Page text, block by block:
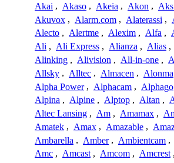
Akai , Akaso , Akeia , Akon ,
Akuvox , Alarm.com , Alaterassi ,
Alecto , Alertme , Alexim , Alfa ,
Ali , Ali Express , Alianza , Alias ,
Alinking , Alivision , All-in-one ,
Allsky , Alltec , Almacen , Alonma
Alpha Power , Alphacam , Alphago
Alpina , Alpine , Alptop , Altan ,
Altec Lansing , Am , Amamax ,
Amatek , Amax , Amazable ,
Ambarella , Amber , Ambientcam ,
Amc , Amcast , Amcom , Amcrest ,